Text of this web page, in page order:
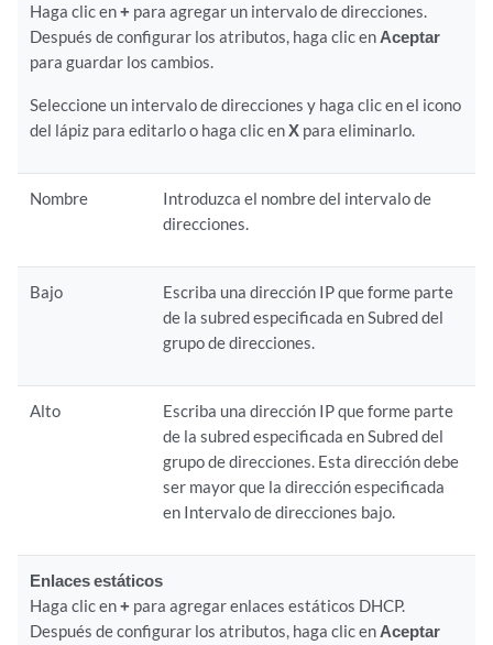
Haga clic en+ para agregar un intervalo de direcciones.
Después de configurar los atributos, haga clic en Aceptar
para guardar los cambios.
Seleccione un intervalo de direcciones y haga clic en el icono
del lápiz para editarlo o haga clic enX para eliminarlo.
Nombre
Introduzca el nombre del intervalo de
direcciones.
Bajo
Escriba una dirección IP que forme parte
de la subred especificada en Subred del
grupo de direcciones.
Alto
Escriba una dirección IP que forme parte
de la subred especificada en Subred del
grupo de direcciones. Esta dirección debe
ser mayor que la dirección especificada
en Intervalo de direcciones bajo.
Enlaces estáticos
Haga clic en+ para agregar enlaces estáticos DHCP.
Después de configurar los atributos, haga clic en Aceptar